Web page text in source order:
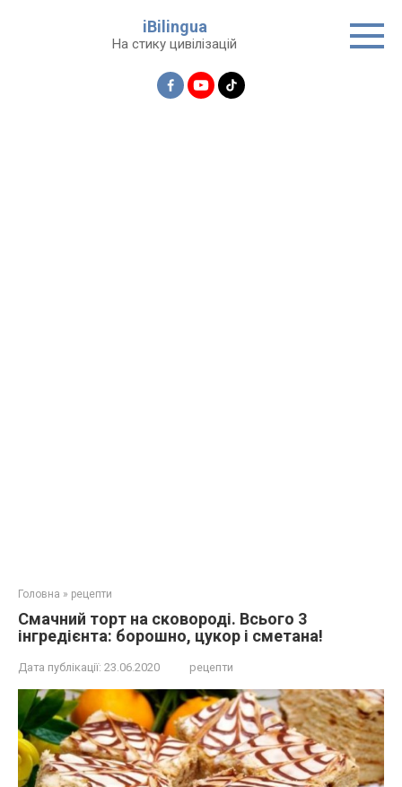
iBilingua
На стику цивілізацій
Головна » рецепти
Смачний торт на сковороді. Всього 3
інгредієнта: борошно, цукор і сметана!
Дата публікації: 23.06.2020 рецепти